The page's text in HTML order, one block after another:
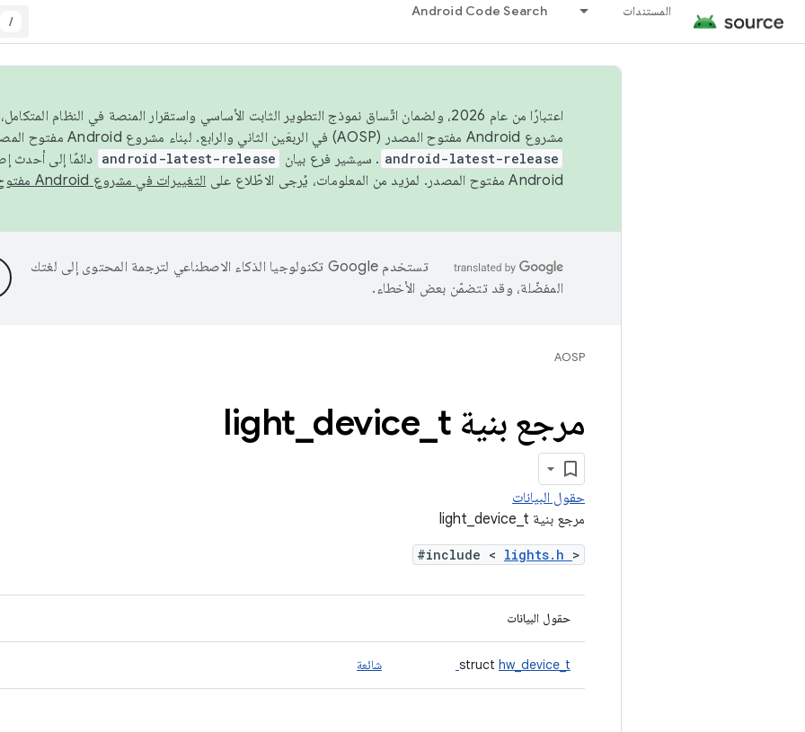
المستندات Android Code Search
/
اعتبارًا من عام 2026، ولضمان اتّساق نموذج التطوير الثابت الأساسي واستقرار المنصة في النظام
مشروع Android مفتوح المصدر (AOSP) في الربعَين الثاني والرابع. لبناء مشروع Android مفتوح المصدر والمساهمة فيه، استخدِم
android-latest-release . سيشير فرع بيان android-latest-release دائمًا إلى أحدث
Android مفتوح المصدر. لمزيد من المعلومات، يُرجى الاطّلاع على
التغييرات في مشروع Android مفتوح المصدر
تستخدم Google تكنولوجيا الذكاء الاصطناعي لترجمة المحتوى إلى لغتك
المفضّلة، وقد تتضمّن بعض الأخطاء.
AOSP
مرجع بنية light device t
حقول البيانات
مرجع بنية light_device_t
#include < lights.h >
حقول البيانات
struct hw_device_t شائعة